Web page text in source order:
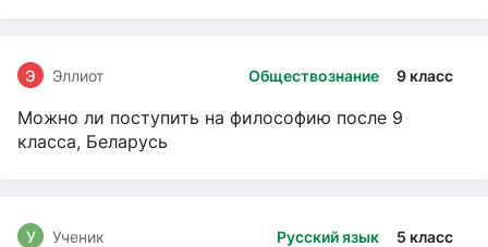
Обществознание 9 класс
Э Эллиот
Можно ли поступить на философию после 9
класса, Беларусь
Русский язык 5 класс
У Ученик